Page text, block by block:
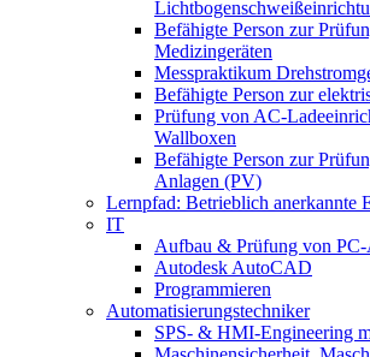
Befähigte Person zur
Medizingeräten
Messpraktikum
Befähigte Person zur
Prüfung von AC-
Wallboxen
Befähigte Person zur
Anlagen (PV)
Lernpfad: Betrieblich anerkannte
IT
Aufbau & Prüfung von PC-
Autodesk AutoCAD
Programmieren
Automatisierungstechniker
SPS‑ & HMI‑Engineering